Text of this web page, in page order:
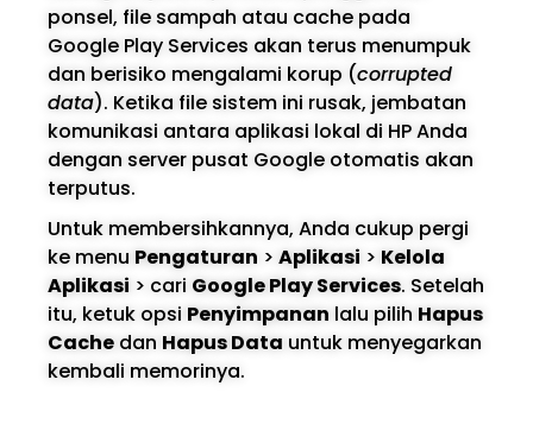
ponsel, file sampah atau cache pada
Google Play Services akan terus menumpuk
dan berisiko mengalami korup (corrupted
data). Ketika file sistem ini rusak, jembatan
komunikasi antara aplikasi lokal di HP Anda
dengan server pusat Google otomatis akan
terputus.
Untuk membersihkannya, Anda cukup pergi
ke menu Pengaturan > Aplikasi > Kelola
Aplikasi > cari Google Play Services. Setelah
itu, ketuk opsi Penyimpanan lalu pilih Hapus
Cache dan Hapus Data untuk menyegarkan
kembali memorinya.